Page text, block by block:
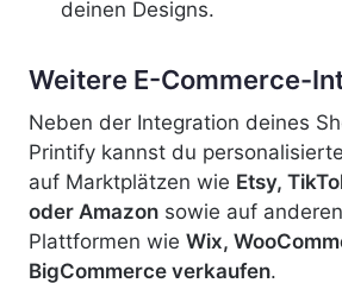
deinen Designs.
Weitere E-Commerce-
Neben der Integration deines
Printify kannst du
auf Marktplätzen wie Etsy,
oder Amazon sowie auf
Plattformen wie Wix,
BigCommerce verkaufen.